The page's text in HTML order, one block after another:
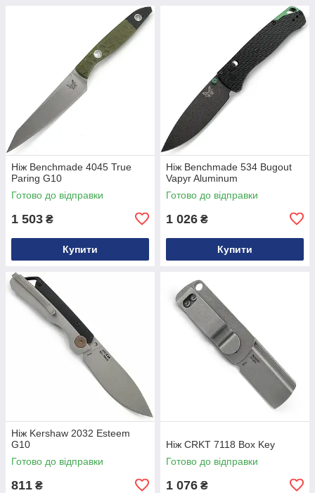
Ніж Benchmade 4045 True
Paring G10
Готово до відправки
1 503 ₴
Купити
Ніж Benchmade 534 Bugout
Vapyr Aluminum
Готово до відправки
1 026 ₴
Купити
Ніж Kershaw 2032 Esteem
G10
Готово до відправки
811 ₴
Ніж CRKT 7118 Box Key
Готово до відправки
1 076 ₴